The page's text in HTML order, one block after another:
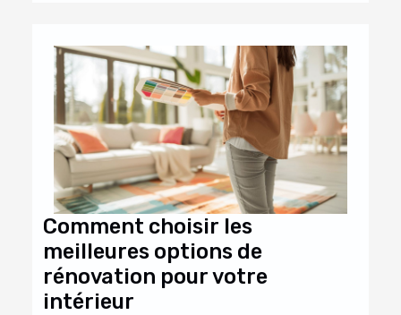
Comment choisir les
meilleures options de
rénovation pour votre
intérieur